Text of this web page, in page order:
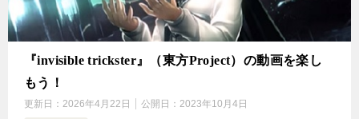
『invisible trickster』（東方Project）の動画を楽し
もう！
更新日： 2026年4月22日 公開日： 2023年10月4日